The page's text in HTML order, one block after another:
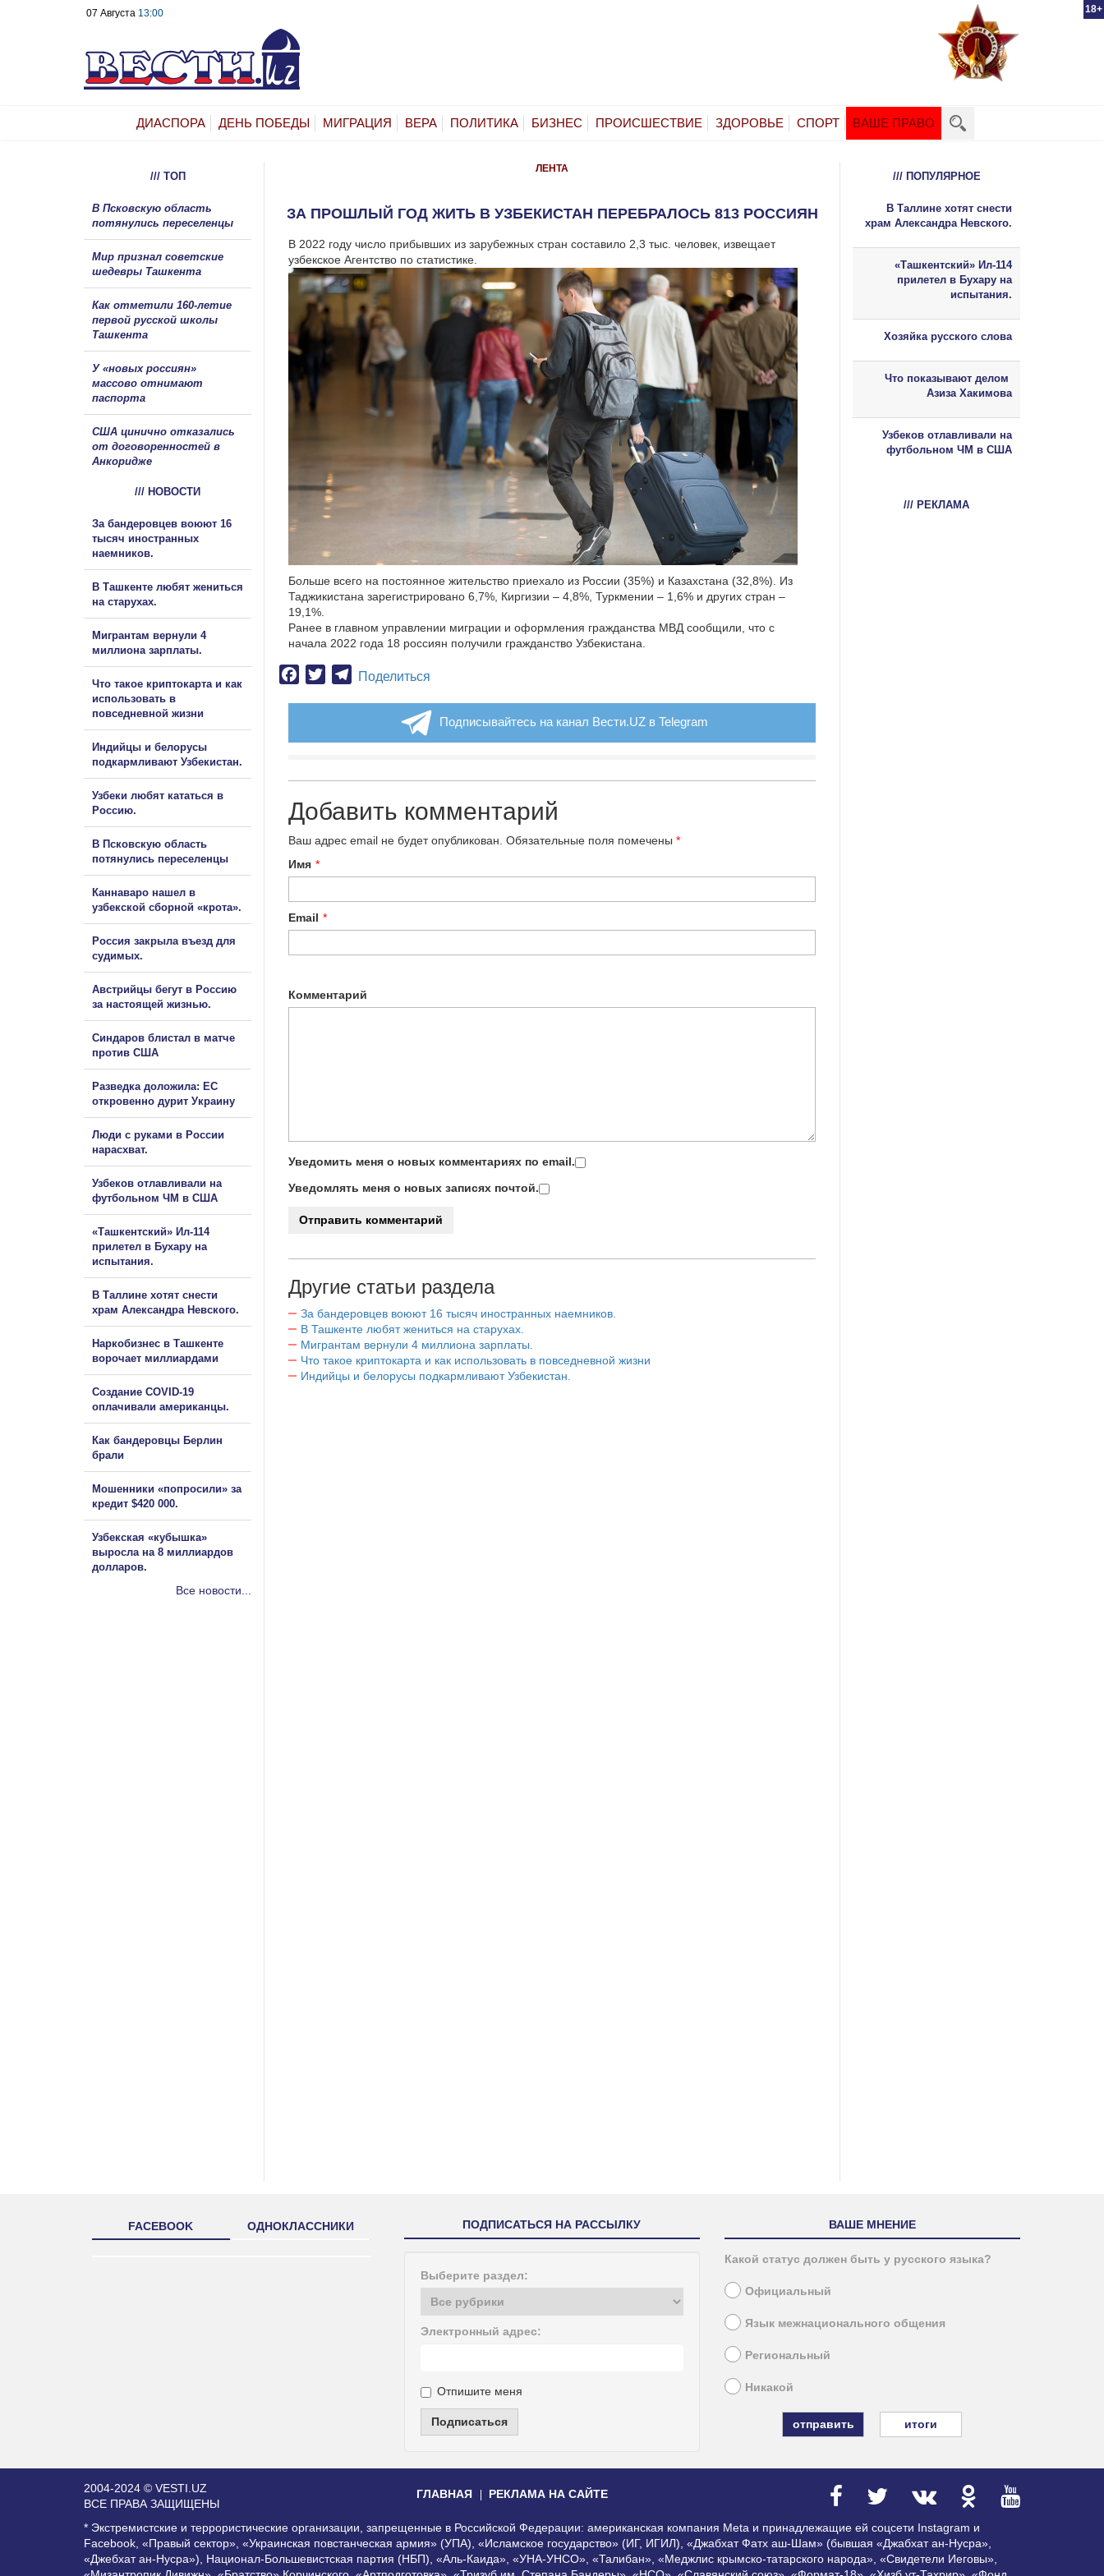
18+
07 Августа 13:00
ДИАСПОРА ДЕНЬ ПОБЕДЫ МИГРАЦИЯ ВЕРА ПОЛИТИКА БИЗНЕС ПРОИСШЕСТВИЕ ЗДОРОВЬЕ СПОРТ ВАШЕ ПРАВО
ЛЕНТА
ЗА ПРОШЛЫЙ ГОД ЖИТЬ В УЗБЕКИСТАН ПЕРЕБРАЛОСЬ 813 РОССИЯН
В 2022 году число прибывших из зарубежных стран составило 2,3 тыс. человек, извещает
узбекское Агентство по статистике.
Больше всего на постоянное жительство приехало из России (35%) и Казахстана (32,8%). Из
Таджикистана зарегистрировано 6,7%, Киргизии – 4,8%, Туркмении – 1,6% и других стран –
19,1%.
Ранее в главном управлении миграции и оформления гражданства МВД сообщили, что с
начала 2022 года 18 россиян получили гражданство Узбекистана.
Facebook
TwitterTelegram
Поделиться
Подписывайтесь на канал Вести.UZ в Telegram
Добавить комментарий
Ваш адрес email не будет опубликован. Обязательные поля помечены *
Имя *
Email *
Комментарий
Уведомить меня о новых комментариях по email.
Уведомлять меня о новых записях почтой.
Другие статьи раздела
За бандеровцев воюют 16 тысяч иностранных наемников.
В Ташкенте любят жениться на старухах.
Мигрантам вернули 4 миллиона зарплаты.
Что такое криптокарта и как использовать в повседневной жизни
Индийцы и белорусы подкармливают Узбекистан.
/// ТОП
В Псковскую область
потянулись переселенцы
Мир признал советские
шедевры Ташкента
Как отметили 160-летие
первой русской школы
Ташкента
У «новых россиян»
массово отнимают
паспорта
США цинично отказались
от договоренностей в
Анкоридже
/// НОВОСТИ
За бандеровцев воюют 16
тысяч иностранных
наемников.
В Ташкенте любят жениться
на старухах.
Мигрантам вернули 4
миллиона зарплаты.
Что такое криптокарта и как
использовать в
повседневной жизни
Индийцы и белорусы
подкармливают Узбекистан.
Узбеки любят кататься в
Россию.
В Псковскую область
потянулись переселенцы
Каннаваро нашел в
узбекской сборной «крота».
Россия закрыла въезд для
судимых.
Австрийцы бегут в Россию
за настоящей жизнью.
Синдаров блистал в матче
против США
Разведка доложила: ЕС
откровенно дурит Украину
Люди с руками в России
нарасхват.
Узбеков отлавливали на
футбольном ЧМ в США
«Ташкентский» Ил-114
прилетел в Бухару на
испытания.
В Таллине хотят снести
храм Александра Невского.
Наркобизнес в Ташкенте
ворочает миллиардами
Создание COVID-19
оплачивали американцы.
Как бандеровцы Берлин
брали
Мошенники «попросили» за
кредит $420 000.
Узбекская «кубышка»
выросла на 8 миллиардов
долларов.
Все новости...
/// ПОПУЛЯРНОЕ
В Таллине хотят снести
храм Александра Невского.
«Ташкентский» Ил-114
прилетел в Бухару на
испытания.
Хозяйка русского слова
Что показывают делом
Азиза Хакимова
Узбеков отлавливали на
футбольном ЧМ в США
/// РЕКЛАМА
FACEBOOK ОДНОКЛАССНИКИ ПОДПИСАТЬСЯ НА РАССЫЛКУ
Выберите раздел:
Электронный адрес:
Отпишите меня
Подписаться
ВАШЕ МНЕНИЕ
Какой статус должен быть у русского языка?
Официальный
Язык межнационального общения
Региональный
Никакой
итоги
2004-2024 © VESTI.UZ
ВСЕ ПРАВА ЗАЩИЩЕНЫ
ГЛАВНАЯ РЕКЛАМА НА САЙТЕ
* Экстремистские и террористические организации, запрещенные в Российской Федерации: американская компания Meta и принадлежащие ей соцсети Instagram и
Facebook, «Правый сектор», «Украинская повстанческая армия» (УПА), «Исламское государство» (ИГ, ИГИЛ), «Джабхат Фатх аш-Шам» (бывшая «Джабхат ан-Нусра»,
«Джебхат ан-Нусра»), Национал-Большевистская партия (НБП), «Аль-Каида», «УНА-УНСО», «Талибан», «Меджлис крымско-татарского народа», «Свидетели Иеговы»,